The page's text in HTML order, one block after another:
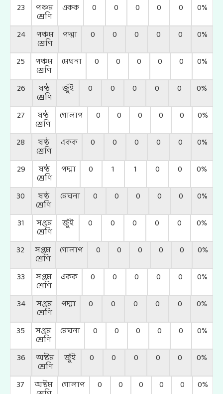
23
পঞ্চম
শ্রেণি
একক 0 0 0 0 0
0%
24
পঞ্চম
শ্রেণি
পদ্মা 0 0 0 0 0
0%
25
পঞ্চম
শ্রেণি
মেঘনা 0 0 0 0 0
0%
26
ষষ্ঠ
শ্রেণি
জুঁই 0 0 0 0 0
0%
27
ষষ্ঠ
শ্রেণি
গোলাপ 0 0 0 0 0
0%
28
ষষ্ঠ
শ্রেণি
একক 0 0 0 0 0
0%
29
ষষ্ঠ
শ্রেণি
পদ্মা 0 1 1 0 0
0%
30
ষষ্ঠ
শ্রেণি
মেঘনা 0 0 0 0 0
0%
31
সপ্তম
শ্রেণি
জুঁই 0 0 0 0 0
0%
32
সপ্তম
শ্রেণি
গোলাপ 0 0 0 0 0
0%
33
সপ্তম
শ্রেণি
একক 0 0 0 0 0
0%
34
সপ্তম
শ্রেণি
পদ্মা 0 0 0 0 0
0%
35
সপ্তম
শ্রেণি
মেঘনা 0 0 0 0 0
0%
36
অষ্টম
শ্রেণি
জুঁই 0 0 0 0 0
0%
37
অষ্টম গোলাপ 0 0 0 0 0 0%